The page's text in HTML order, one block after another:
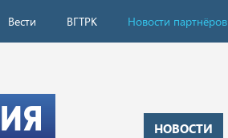
Вести ВГТРК Новости партнёров
НОВОСТИ